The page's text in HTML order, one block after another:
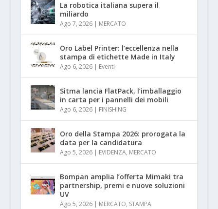
La robotica italiana supera il
miliardo
Ago 7, 2026| MERCATO
Oro Label Printer: l’eccellenza nella
stampa di etichette Made in Italy
Ago 6, 2026| Eventi
Sitma lancia FlatPack, l’imballaggio
in carta per i pannelli dei mobili
Ago 6, 2026| FINISHING
Oro della Stampa 2026: prorogata la
data per la candidatura
Ago 5, 2026| EVIDENZA, MERCATO
Bompan amplia l’offerta Mimaki tra
partnership, premi e nuove soluzioni
UV
Ago 5, 2026| MERCATO, STAMPA